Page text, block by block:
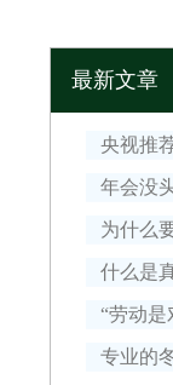
最新文章
年会没
为什么
专业的